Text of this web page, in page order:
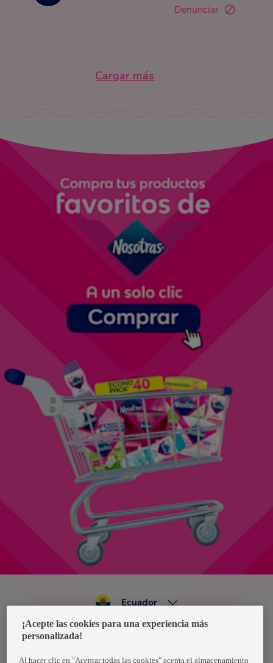
Denunciar
Cargar más
Política de privacidad de datos
Ecuador
¡Acepte las cookies para una experiencia más
personalizada!
Al hacer clic en "Aceptar todas las cookies" acepta el almacenamiento